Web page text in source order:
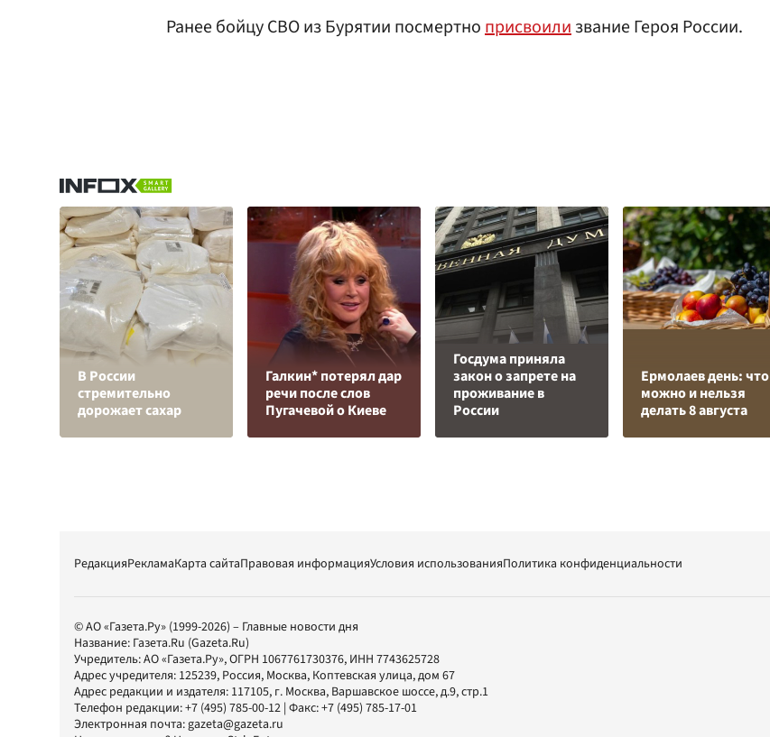
Ранее бойцу СВО из Бурятии посмертноприсвоилизвание Героя России.
В России
стремительно
дорожает сахар
Галкин* потерял дар
речи после слов
Пугачевой о Киеве
Госдума приняла
закон о запрете на
проживание в
России
Ермолаев день: что
можно и нельзя
делать 8 августа
РедакцияРекламаКарта сайтаПравовая информацияУсловия использованияПолитика конфиденциальности
© АО «Газета.Ру» (1999-2026) – Главные новости дня
Название: Газета.Ru (Gazeta.Ru)
Учредитель:АО «Газета.Ру», ОГРН 1067761730376, ИНН 7743625728
Адрес учредителя: 125239, Россия, Москва, Коптевская улица, дом 67
Адрес редакции и издателя: 117105, г. Москва, Варшавское шоссе, д.9, стр.1
Телефон редакции:+7 (495) 785-00-12 | Факс:+7 (495) 785-17-01
Электронная почта:gazeta@gazeta.ru